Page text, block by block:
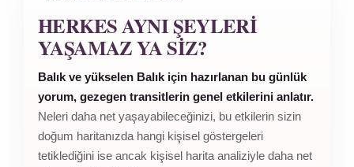
HERKES AYNI ŞEYLERI
YAŞAMAZ YA SIZ?
Balık ve yükselen Balık için hazırlanan bu günlük
yorum, gezegen transitlerin genel etkilerini anlatır.
Neleri daha net yaşayabileceğinizi, bu etkilerin sizin
doğum haritanızda hangi kişisel göstergeleri
tetiklediğini ise ancak kişisel harita analiziyle daha net